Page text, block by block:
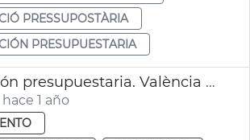
PRESSUPOSTÀRIA
PRESUPUESTARIA
Modificación presupuestaria. València dana
1 año